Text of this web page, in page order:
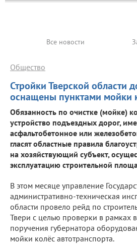
Все новости
Стройки Тверской области
оснащены пунктами мойки
Общество
Обязанность по очистке (мойке)
устройство подъездных дорог,
асфальтобетонное или
гласят областные правила
на хозяйствующий субъект,
эксплуатацию строительной
В этом месяце управление
административно-техническая
области провело рейд по
Твери с целью проверки в рамках
поручения губернатора
мойки колёс автотранспорта.